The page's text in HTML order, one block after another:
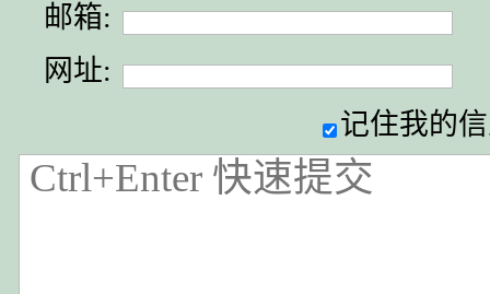
邮箱:
网址:
记住我的